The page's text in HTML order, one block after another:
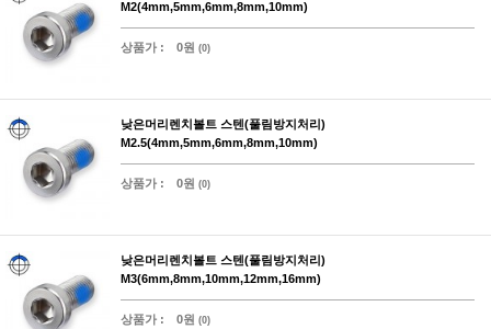
M2(4mm,5mm,6mm,8mm,10mm)
상품가 : 0원 (0)
낮은머리렌치볼트 스텐(풀림방지처리)
M2.5(4mm,5mm,6mm,8mm,10mm)
상품가 : 0원 (0)
낮은머리렌치볼트 스텐(풀림방지처리)
M3(6mm,8mm,10mm,12mm,16mm)
상품가 : 0원 (0)